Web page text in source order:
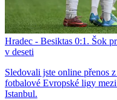
Hradec - Besiktas 0:1. Šok
v deseti
Sledovali jste online přenos
fotbalové Evropské ligy
Istanbul.